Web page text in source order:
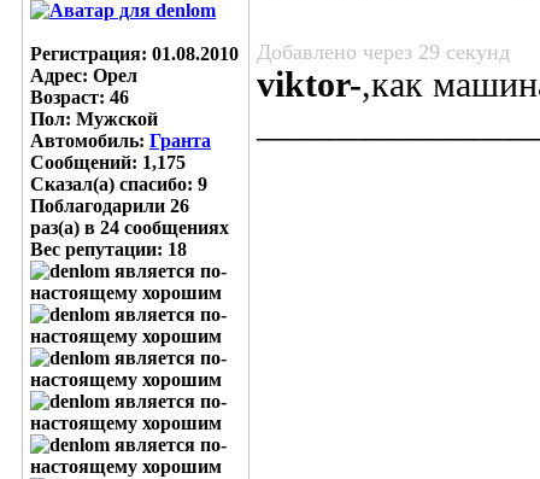
Регистрация: 01.08.2010
Адрес: Орел
Возраст: 46
Пол: Мужской
Автомобиль: Гранта
Сообщений: 1,175
Сказал(а) спасибо: 9
Поблагодарили 26
раз(а) в 24 сообщениях
Вес репутации: 18
Добавлено через 29 секунд
viktor-,как